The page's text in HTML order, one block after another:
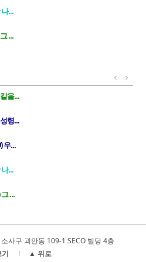
...
...
을...
령...
우...
...
...
사구 괴안동 109-1 SECO 빌딩 4층
▲ 위로